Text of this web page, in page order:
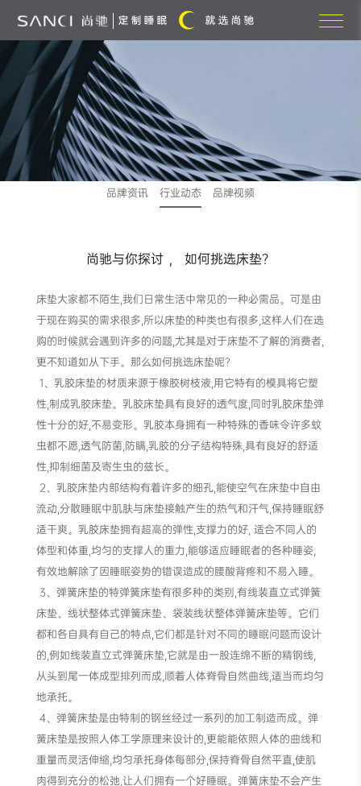
品牌资讯 行业动态 品牌视频
尚驰与你探讨 ， 如何挑选床垫？
床垫大家都不陌生,我们日常生活中常见的一种必需品。可是由
于现在购买的需求很多,所以床垫的种类也有很多,这样人们在选
购的时候就会遇到许多的问题,尤其是对于床垫不了解的消费者,
更不知道如从下手。那么如何挑选床垫呢？
1、乳胶床垫的材质来源于橡胶树枝液,用它特有的模具将它塑
性,制成乳胶床垫。乳胶床垫具有良好的透气度,同时乳胶床垫弹
性十分的好,不易变形。乳胶本身拥有一种特殊的香味令许多蚊
虫都不愿,透气防菌,防瞒,乳胶的分子结构特殊,具有良好的舒适
性,抑制细菌及寄生虫的兹长。
2、乳胶床垫内部结构有着许多的细孔,能使空气在床垫中自由
流动,分散睡眠中肌肤与床垫接触产生的热气和汗气,保持睡眠舒
适干爽。乳胶床垫拥有超高的弹性,支撑力的好, 适合不同人的
体型和体重,均匀的支撑人的重力,能够适应睡眠者的各种睡姿,
有效地解除了因睡眠姿势的错误造成的腰酸背疼和不易入睡。
3、弹簧床垫的特弹簧床垫有很多种的类别,有线装直立式弹簧
床垫、线状整体式弹簧床垫、袋装线状整体弹簧床垫等。它们
都和各自具有自己的特点,它们都是针对不同的睡眠问题而设计
的,例如线装直立式弹簧床垫,它就是由一股连绵不断的精钢线,
从头到尾一体成型排列而成,顺着人体脊骨自然曲线,适当而均匀
地承托。
4、弹簧床垫是由特制的钢丝经过一系列的加工制造而成。弹
簧床垫是按照人体工学原理来设计的,更能能依照人体的曲线和
重量而灵活伸缩,均匀承托身体每部分,保持脊骨自然平直,使肌
肉得到充分的松弛,让人们拥有一个好睡眠。弹簧床垫不会产生